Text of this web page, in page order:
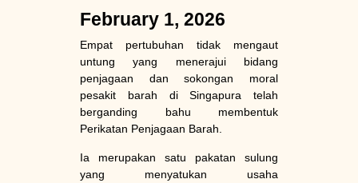
February 1, 2026
Empat pertubuhan tidak mengaut
untung yang menerajui bidang
penjagaan dan sokongan moral
pesakit barah di Singapura telah
berganding bahu membentuk
Perikatan Penjagaan Barah.
Ia merupakan satu pakatan sulung
yang menyatukan usaha